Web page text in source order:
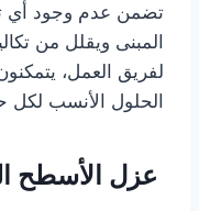
تضمن عدم وجود أي
المبنى ويقلل من
لفريق العمل،
الحلول الأنسب لكل
عزل الأسطح